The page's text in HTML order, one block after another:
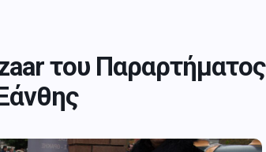
του Παραρτήματος